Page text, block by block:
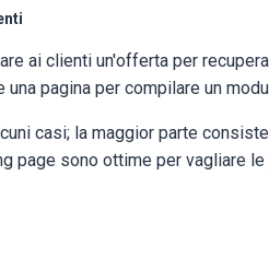
ai clienti un'offerta per
pagina per compilare un
casi; la maggior parte
page sono ottime per vagliare